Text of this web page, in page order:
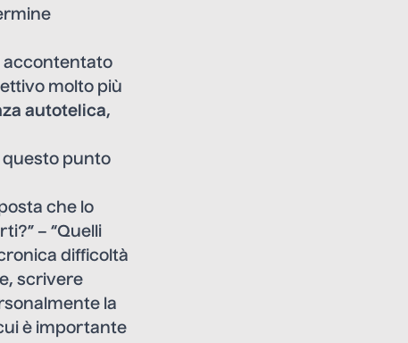
accontentato
molto più
autotelica,
questo punto
che lo
– “Quelli
difficoltà
scrivere
la
è importante